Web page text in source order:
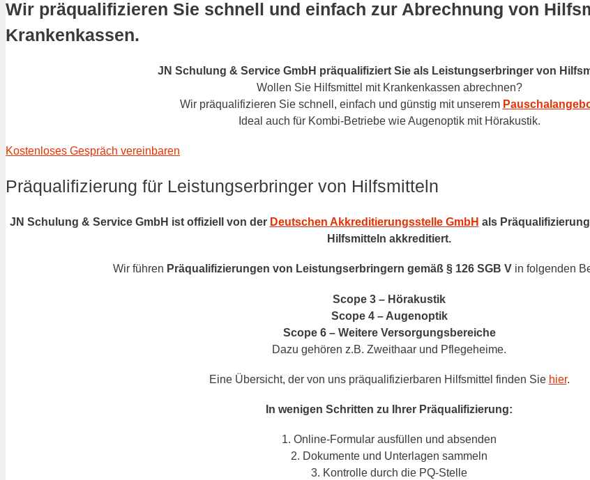
Wir präqualifizieren Sie schnell und einfach zur Abrechnung von
Krankenkassen.
JN Schulung & Service GmbH präqualifiziert Sie als Leistungserbringer von
Wollen Sie Hilfsmittel mit Krankenkassen abrechnen?
Wir präqualifizieren Sie schnell, einfach und günstig mit unserem
Ideal auch für Kombi-Betriebe wie Augenoptik mit Hörakustik.
Kostenloses Gespräch vereinbaren
Präqualifizierung für Leistungserbringer von Hilfsmitteln
JN Schulung & Service GmbH ist offiziell von der Deutschen Akkreditierungsstelle GmbH als
Hilfsmitteln akkreditiert.
Wir führen Präqualifizierungen von Leistungserbringern gemäß § 126 SGB Vin folgenden
Scope 3 – Hörakustik
Scope 4 – Augenoptik
Scope 6 – Weitere Versorgungsbereiche
Dazu gehören z.B. Zweithaar und Pflegeheime.
Eine Übersicht, der von uns präqualifizierbaren Hilfsmittel finden Sie hier.
In wenigen Schritten zu Ihrer Präqualifizierung:
1. Online-Formular ausfüllen und absenden
2. Dokumente und Unterlagen sammeln
3. Kontrolle durch die PQ-Stelle